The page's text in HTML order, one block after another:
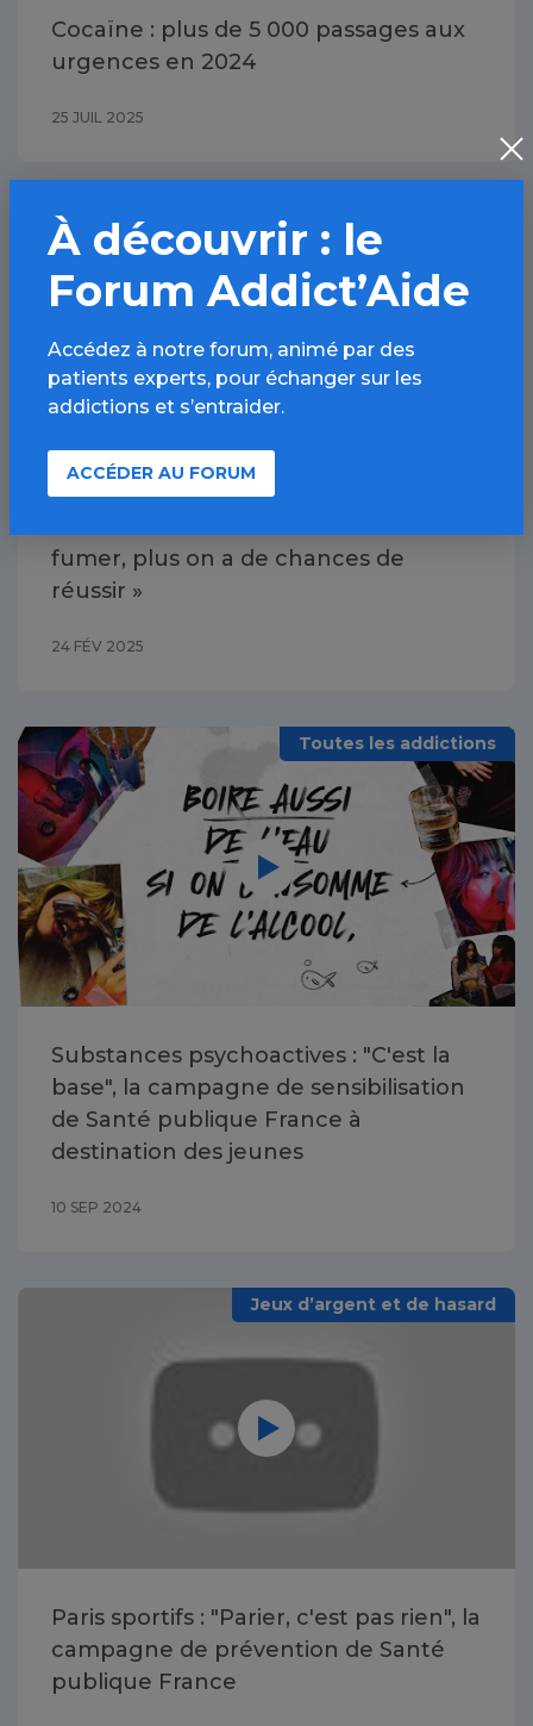
Cocaïne : plus de 5 000 passages aux
urgences en 2024
25 JUIL 2025
Vidéo
fumer, plus on a de chances de
réussir »
24 FÉV 2025
Vidéo
Toutes les addictions
Substances psychoactives : "C'est la
base", la campagne de sensibilisation
de Santé publique France à
destination des jeunes
10 SEP 2024
Vidéo
Jeux d’argent et de hasard
Paris sportifs : "Parier, c'est pas rien", la
campagne de prévention de Santé
publique France
À découvrir : le
Forum Addict’Aide
Accédez à notre forum, animé par des
patients experts, pour échanger sur les
addictions et s’entraider.
ACCÉDER AU FORUM